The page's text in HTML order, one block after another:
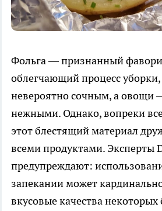
Фольга — признанный
облегчающий процесс
невероятно сочным, а овощи
нежными. Однако, вопреки
этот блестящий материал
всеми продуктами. Эксперты
предупреждают:
запекании может
вкусовые качества